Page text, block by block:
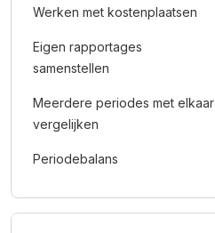
Werken met kostenplaatsen
Eigen rapportages
samenstellen
Meerdere periodes met elkaar
vergelijken
Periodebalans